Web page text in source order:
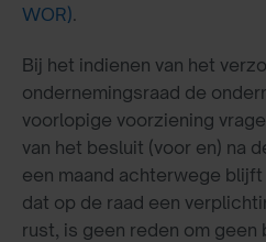
WOR).
Bij het indienen van het
ondernemingsraad de
voorlopige voorziening
van het besluit (voor en) na
een maand achterwege blijft
dat op de raad een
rust, is geen reden om